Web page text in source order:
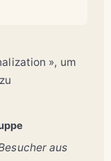
», um
aus